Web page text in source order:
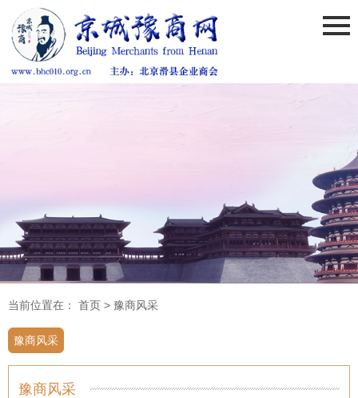
当前位置在： 首页 > 豫商风采
豫商风采
豫商风采